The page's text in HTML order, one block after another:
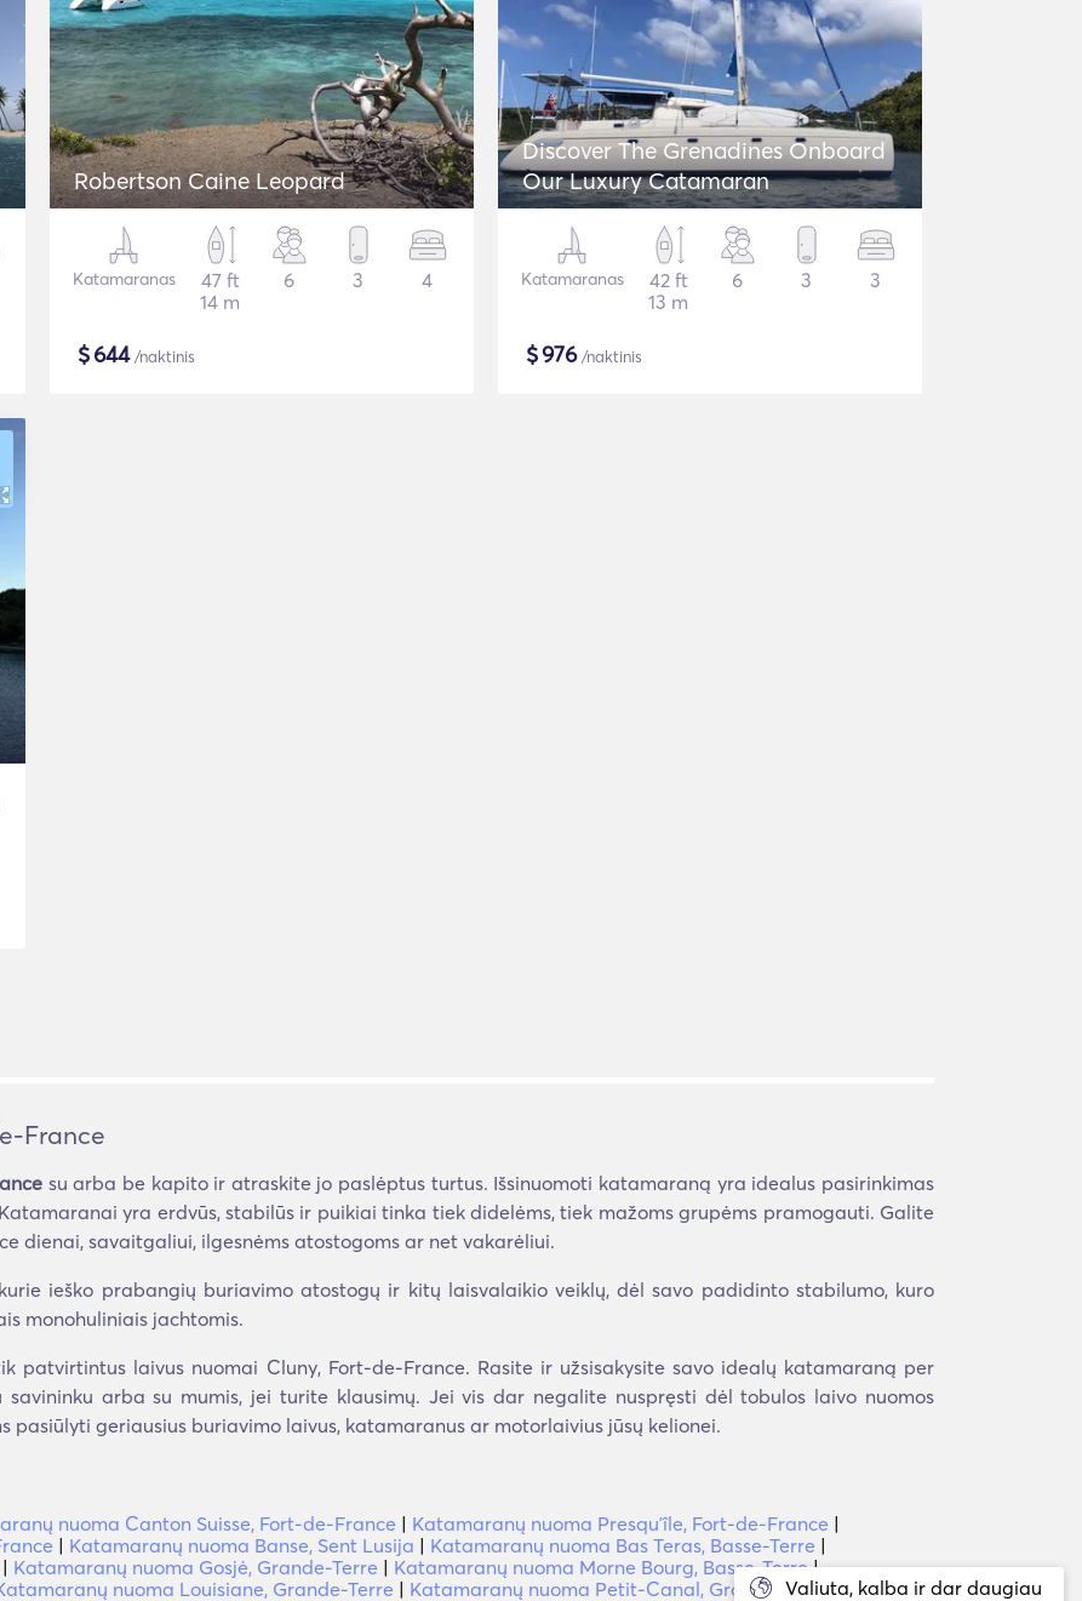
Robertson Caine Leopard
Katamaranas
47 ft
14 m
6 3 4
$644/naktinis
Discover The Grenadines Onboard
Our Luxury Catamaran
Katamaranas
42 ft
13 m
6 3 3
$976/naktinis
Valiuta, kalba ir dar daugiau
France
su arba be kapito ir atraskite jo paslėptus turtus. Išsinuomoti katamaraną yra idealus pasirinkimas
yra erdvūs, stabilūs ir puikiai tinka tiek didelėms, tiek mažoms grupėms pramogauti. Galite
dienai, savaitgaliui, ilgesnėms atostogoms ar net vakarėliui.
ieško prabangių buriavimo atostogų ir kitų laisvalaikio veiklų, dėl savo padidinto stabilumo, kuro
monohuliniais jachtomis.
patvirtintus laivus nuomai Cluny, Fort-de-France. Rasite ir užsisakysite savo idealų katamaraną per
savininku arba su mumis, jei turite klausimų. Jei vis dar negalite nuspręsti dėl tobulos laivo nuomos
pasiūlyti geriausius buriavimo laivus, katamaranus ar motorlaivius jūsų kelionei.
nuoma Canton Suisse, Fort-de-France | Katamaranų nuoma Presquʼîle, Fort-de-France |
| Katamaranų nuoma Banse, Sent Lusija | Katamaranų nuoma Bas Teras, Basse-Terre |
| Katamaranų nuoma Gosjė, Grande-Terre | Katamaranų nuoma Morne Bourg, Basse-Terre|
nuoma Louisiane, Grande-Terre | Katamaranų nuoma Petit-Canal, Grande-Terre|